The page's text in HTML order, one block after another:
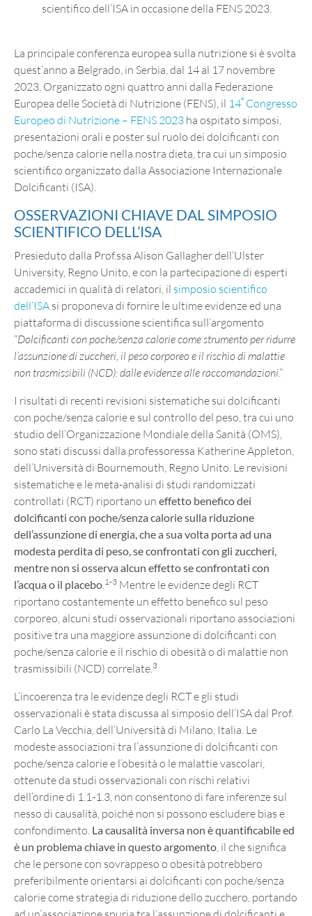
scientifico dell’ISA in occasione della FENS 2023.
La principale conferenza europea sulla nutrizione si è svolta
quest’anno a Belgrado, in Serbia, dal 14 al 17 novembre
2023. Organizzato ogni quattro anni dalla Federazione
Europea delle Società di Nutrizione (FENS), il 14º Congresso
Europeo di Nutrizione – FENS 2023 ha ospitato simposi,
presentazioni orali e poster sul ruolo dei dolcificanti con
poche/senza calorie nella nostra dieta, tra cui un simposio
scientifico organizzato dalla Associazione Internazionale
Dolcificanti (ISA).
OSSERVAZIONI CHIAVE DAL SIMPOSIO
SCIENTIFICO DELL’ISA
Presieduto dalla Prof.ssa Alison Gallagher dell’Ulster
University, Regno Unito, e con la partecipazione di esperti
accademici in qualità di relatori, il simposio scientifico
dell’ISA si proponeva di fornire le ultime evidenze ed una
piattaforma di discussione scientifica sull’argomento
“Dolcificanti con poche/senza calorie come strumento per ridurre
l’assunzione di zuccheri, il peso corporeo e il rischio di malattie
non trasmissibili (NCD): dalle evidenze alle raccomandazioni.”
I risultati di recenti revisioni sistematiche sui dolcificanti
con poche/senza calorie e sul controllo del peso, tra cui uno
studio dell’Organizzazione Mondiale della Sanità (OMS),
sono stati discussi dalla professoressa Katherine Appleton,
dell’Università di Bournemouth, Regno Unito. Le revisioni
sistematiche e le meta-analisi di studi randomizzati
controllati (RCT) riportano un effetto benefico dei
dolcificanti con poche/senza calorie sulla riduzione
dell’assunzione di energia, che a sua volta porta ad una
modesta perdita di peso, se confrontati con gli zuccheri,
mentre non si osserva alcun effetto se confrontati con
l’acqua o il placebo 1-3 Mentre le evidenze degli RCT
riportano costantemente un effetto benefico sul peso
corporeo, alcuni studi osservazionali riportano associazioni
positive tra una maggiore assunzione di dolcificanti con
poche/senza calorie e il rischio di obesità o di malattie non
trasmissibili (NCD) correlate. 3
L’incoerenza tra le evidenze degli RCT e gli studi
osservazionali è stata discussa al simposio dell’ISA dal Prof.
Carlo La Vecchia, dell’Università di Milano, Italia. Le
modeste associazioni tra l’assunzione di dolcificanti con
poche/senza calorie e l’obesità o le malattie vascolari,
ottenute da studi osservazionali con rischi relativi
dell’ordine di 1.1-1.3, non consentono di fare inferenze sul
nesso di causalità, poiché non si possono escludere bias e
confondimento. La causalità inversa non è quantificabile ed
è un problema chiave in questo argomento , il che significa
che le persone con sovrappeso o obesità potrebbero
preferibilmente orientarsi ai dolcificanti con poche/senza
calorie come strategia di riduzione dello zucchero, portando